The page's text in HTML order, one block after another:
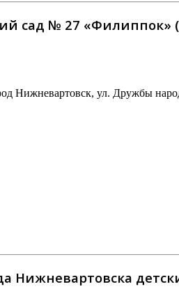
сад № 27
Нижневартовск, ул. Дружбы
Нижневартовска